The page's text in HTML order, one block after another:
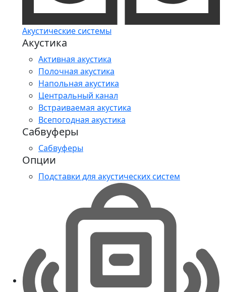
Акустические системы
Акустика
Активная акустика
Полочная акустика
Напольная акустика
Центральный канал
Встраиваемая акустика
Всепогодная акустика
Сабвуферы
Сабвуферы
Опции
Подставки для акустических систем